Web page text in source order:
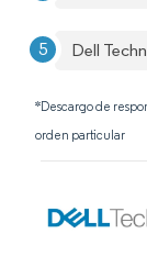
Dell
*Descargo de
orden particular